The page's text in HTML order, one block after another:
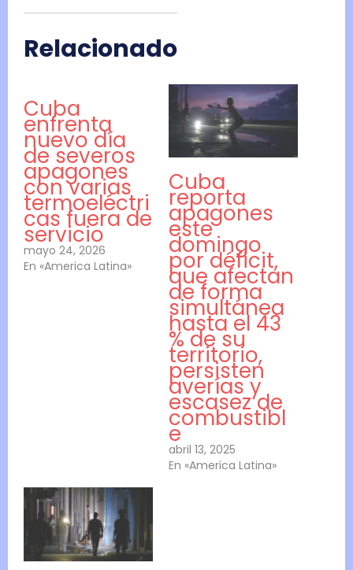
Relacionado
Cuba
enfrenta
nuevo día
de severos
apagones
con varias
termoeléctri
cas fuera de
servicio
mayo 24, 2026
En «America Latina»
Cuba
reporta
apagones
este
domingo
por déficit,
que afectan
de forma
simultánea
hasta el 43
% de su
territorio,
persisten
averías y
escasez de
combustibl
e
abril 13, 2025
En «America Latina»